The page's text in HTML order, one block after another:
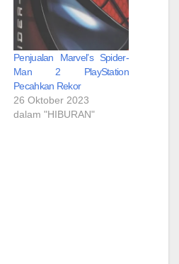
Penjualan Marvel’s Spider-
Man 2 PlayStation
Pecahkan Rekor
26 Oktober 2023
dalam "HIBURAN"